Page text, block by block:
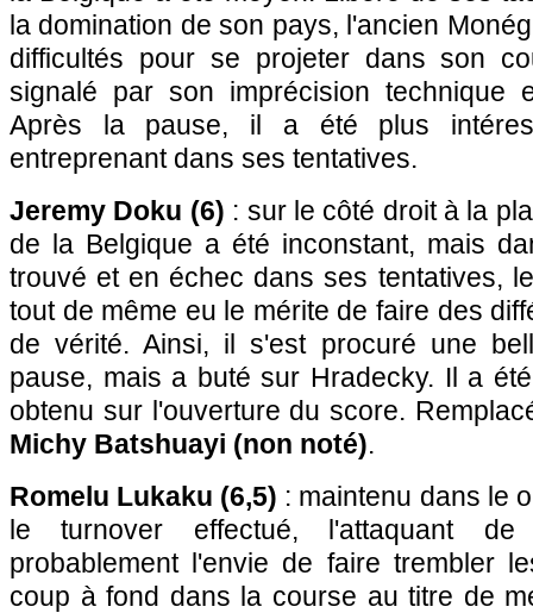
la domination de son pays, l'ancien
difficultés pour se projeter dans son
signalé par son imprécision technique
Après la pause, il a été plus
entreprenant dans ses tentatives.
Jeremy Doku (6) : sur le côté droit à la
de la Belgique a été inconstant, mais
trouvé et en échec dans ses tentatives,
tout de même eu le mérite de faire des
de vérité. Ainsi, il s'est procuré une
pause, mais a buté sur Hradecky. Il a
obtenu sur l'ouverture du score.
Michy Batshuayi (non noté).
Romelu Lukaku (6,5) : maintenu dans le
le turnover effectué, l'attaquant
probablement l'envie de faire trembler
coup à fond dans la course au titre de